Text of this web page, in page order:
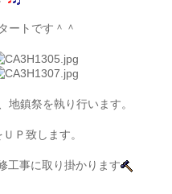
ートです＾＾
地鎮祭を執り行います。
Ｐ致します。
工事に取り掛かります